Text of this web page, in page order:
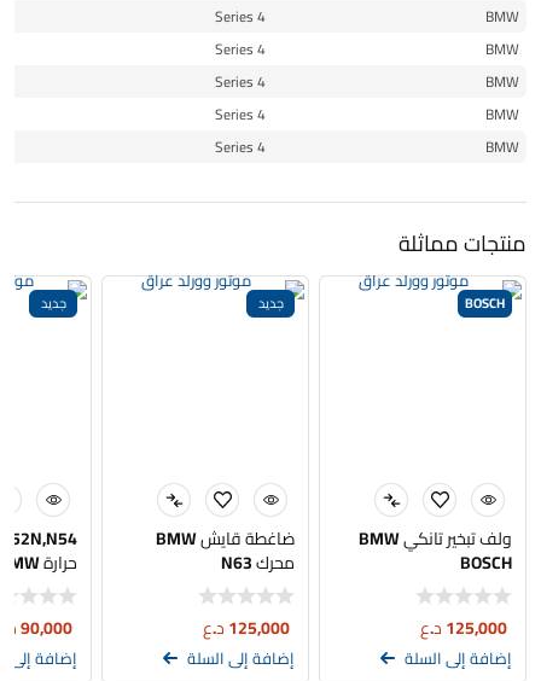
BMW
4 Series
BMW
4 Series
BMW
4 Series
BMW
4 Series
BMW
4 Series
منتجات مماثلة
BOSCH
ولف تبخير تانكي BMW
BOSCH
125,000د.ع
إضافة إلى السلة
جديد
ضاغطة قايش BMW
محرك N63
125,000د.ع
إضافة إلى السلة
جديد
حرارة BMW
90,000
إضافة إلى